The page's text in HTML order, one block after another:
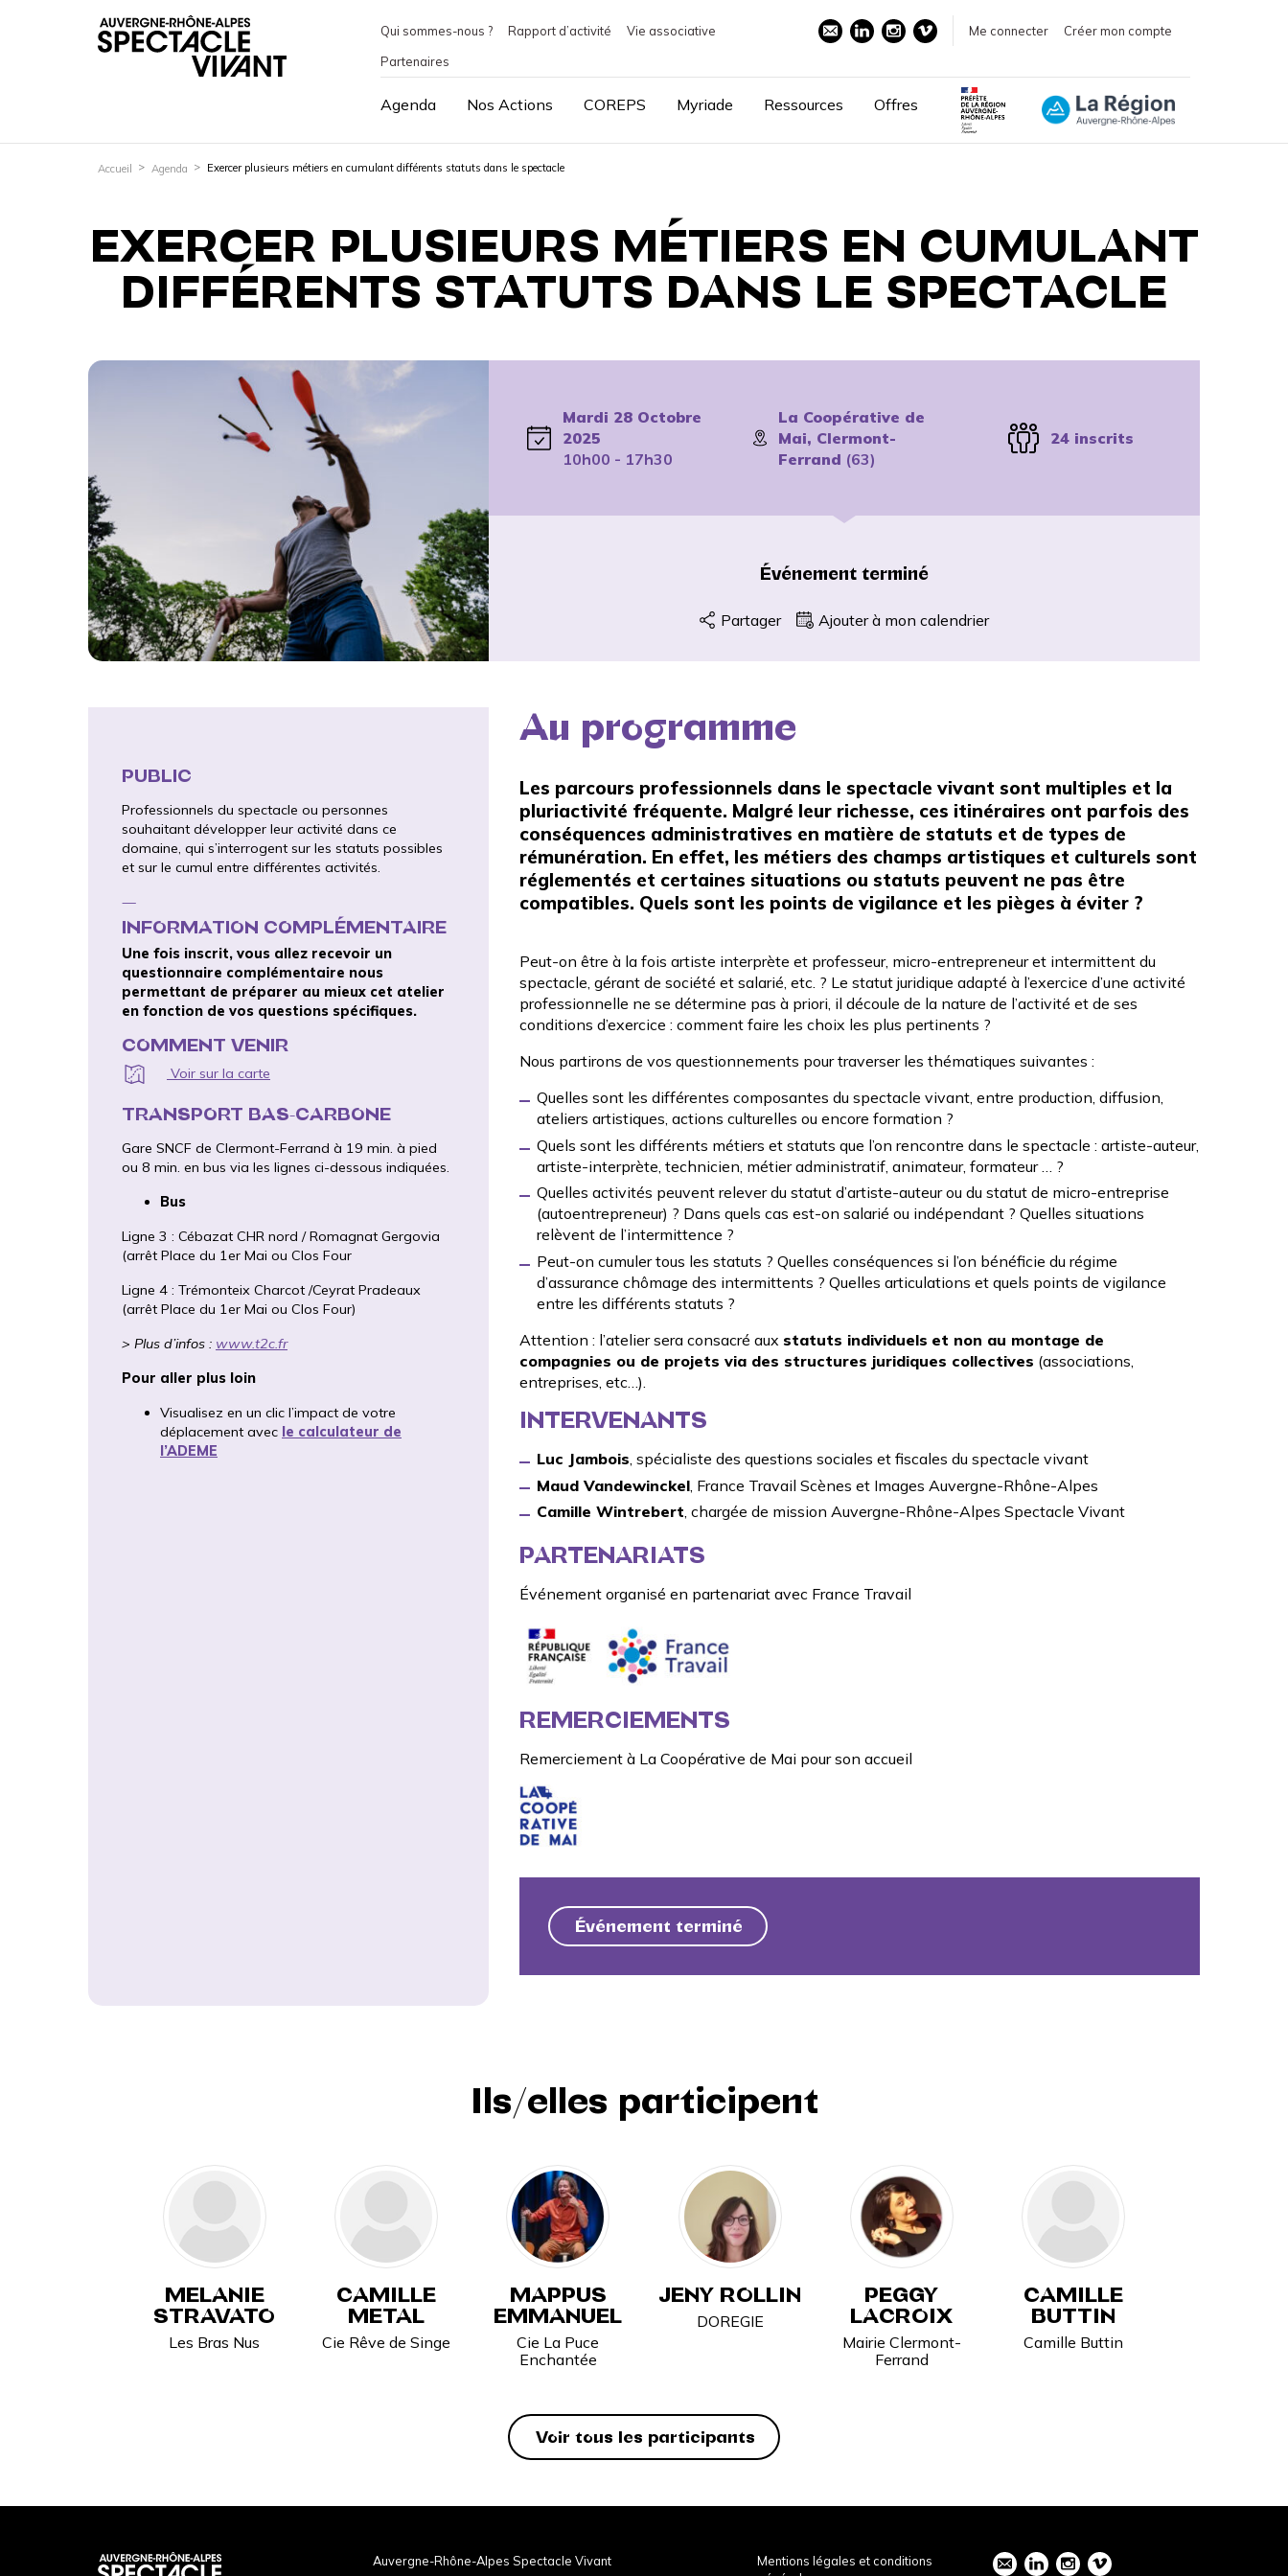
Qui sommes-nous ? Rapport d’activité
Vie associative
Partenaires
Me connecter Créer mon compte
Agenda Nos Actions COREPS Myriade Ressources Offres
Accueil Agenda Exercer plusieurs métiers en cumulant différents statuts dans le spectacle
EXERCER PLUSIEURS MÉTIERS EN CUMULANT
DIFFÉRENTS STATUTS DANS LE SPECTACLE
Mardi 28 Octobre
2025
10h00 - 17h30
La Coopérative de
Mai, Clermont-
Ferrand (63)
24 inscrits
Événement terminé
Partager Ajouter à mon calendrier
PUBLIC
Professionnels du spectacle ou personnes
souhaitant développer leur activité dans ce
domaine, qui s’interrogent sur les statuts possibles
et sur le cumul entre différentes activités.
—
INFORMATION COMPLÉMENTAIRE
Une fois inscrit, vous allez recevoir un
questionnaire complémentaire nous
permettant de préparer au mieux cet atelier
en fonction de vos questions spécifiques.
COMMENT VENIR
Voir sur la carte
TRANSPORT BAS-CARBONE
Gare SNCF de Clermont-Ferrand à 19 min. à pied
ou 8 min. en bus via les lignes ci-dessous indiquées.
Bus
Ligne 3 : Cébazat CHR nord / Romagnat Gergovia
(arrêt Place du 1er Mai ou Clos Four
Ligne 4 : Trémonteix Charcot /Ceyrat Pradeaux
(arrêt Place du 1er Mai ou Clos Four)
> Plus d’infos : www.t2c.fr
Pour aller plus loin
Visualisez en un clic l’impact de votre
déplacement avec le calculateur de
l’ADEME
Au programme
Les parcours professionnels dans le spectacle vivant sont multiples et la
pluriactivité fréquente. Malgré leur richesse, ces itinéraires ont parfois des
conséquences administratives en matière de statuts et de types de
rémunération. En effet, les métiers des champs artistiques et culturels sont
réglementés et certaines situations ou statuts peuvent ne pas être
compatibles. Quels sont les points de vigilance et les pièges à éviter ?
Peut-on être à la fois artiste interprète et professeur, micro-entrepreneur et intermittent du
spectacle, gérant de société et salarié, etc. ? Le statut juridique adapté à l’exercice d’une activité
professionnelle ne se détermine pas à priori, il découle de la nature de l’activité et de ses
conditions d’exercice : comment faire les choix les plus pertinents ?
Nous partirons de vos questionnements pour traverser les thématiques suivantes :
Quelles sont les différentes composantes du spectacle vivant, entre production, diffusion,
ateliers artistiques, actions culturelles ou encore formation ?
Quels sont les différents métiers et statuts que l’on rencontre dans le spectacle : artiste-auteur,
artiste-interprète, technicien, métier administratif, animateur, formateur … ?
Quelles activités peuvent relever du statut d’artiste-auteur ou du statut de micro-entreprise
(autoentrepreneur) ? Dans quels cas est-on salarié ou indépendant ? Quelles situations
relèvent de l’intermittence ?
Peut-on cumuler tous les statuts ? Quelles conséquences si l’on bénéficie du régime
d’assurance chômage des intermittents ? Quelles articulations et quels points de vigilance
entre les différents statuts ?
Attention : l’atelier sera consacré aux statuts individuels et non au montage de
compagnies ou de projets via des structures juridiques collectives (associations,
entreprises, etc…).
INTERVENANTS
Luc Jambois , spécialiste des questions sociales et fiscales du spectacle vivant
Maud Vandewinckel France Travail Scènes et Images Auvergne-Rhône-Alpes
Camille Wintrebert, chargée de mission Auvergne-Rhône-Alpes Spectacle Vivant
PARTENARIATS
Événement organisé en partenariat avec France Travail
REMERCIEMENTS
Remerciement à La Coopérative de Mai pour son accueil
Événement terminé
Ils/elles participent
MELANIE
STRAVATO
Les Bras Nus
CAMILLE
METAL
Cie Rêve de Singe
MAPPUS
EMMANUEL
Cie La Puce
Enchantée
JENY ROLLIN
DOREGIE
PEGGY
LACROIX
Mairie Clermont-
Ferrand
CAMILLE
BUTTIN
Camille Buttin
Voir tous les participants
Auvergne-Rhône-Alpes Spectacle Vivant
Mentions légales et conditions